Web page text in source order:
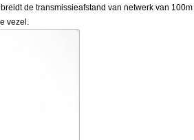
de transmissieafstand van netwerk van
vezel.